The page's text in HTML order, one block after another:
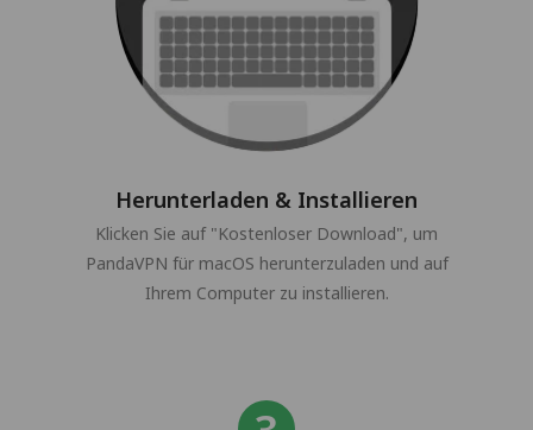
Herunterladen & Installieren
Klicken Sie auf "Kostenloser Download", um
PandaVPN für macOS herunterzuladen und auf
Ihrem Computer zu installieren.